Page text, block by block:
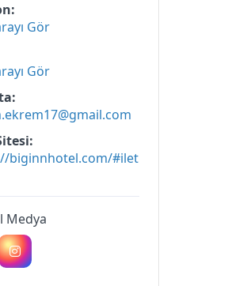
Gör
Gör
biginnhotel.com/#ilet
Medya